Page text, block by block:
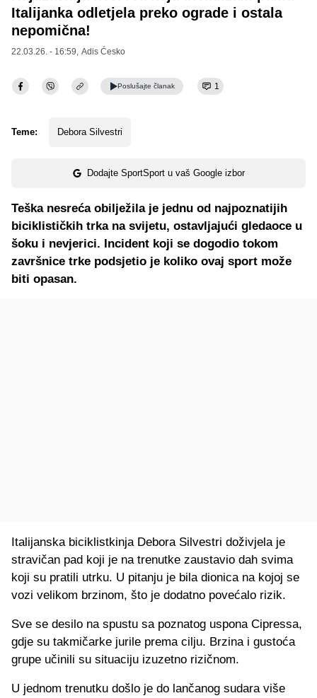
Italijanka odletjela preko ograde i ostala
nepomična!
22.03.26. - 16:59, Adis Ćesko
Poslušajte članak 1
Teme: Debora Silvestri
Dodajte SportSport u vaš Google izbor
Teška nesreća obilježila je jednu od najpoznatijih
biciklističkih trka na svijetu, ostavljajući gledaoce u
šoku i nevjerici. Incident koji se dogodio tokom
završnice trke podsjetio je koliko ovaj sport može
biti opasan.
Italijanska biciklistkinja Debora Silvestri doživjela je
stravičan pad koji je na trenutke zaustavio dah svima
koji su pratili utrku. U pitanju je bila dionica na kojoj se
vozi velikom brzinom, što je dodatno povećalo rizik.
Sve se desilo na spustu sa poznatog uspona Cipressa,
gdje su takmičarke jurile prema cilju. Brzina i gustoća
grupe učinili su situaciju izuzetno rizičnom.
U jednom trenutku došlo je do lančanog sudara više